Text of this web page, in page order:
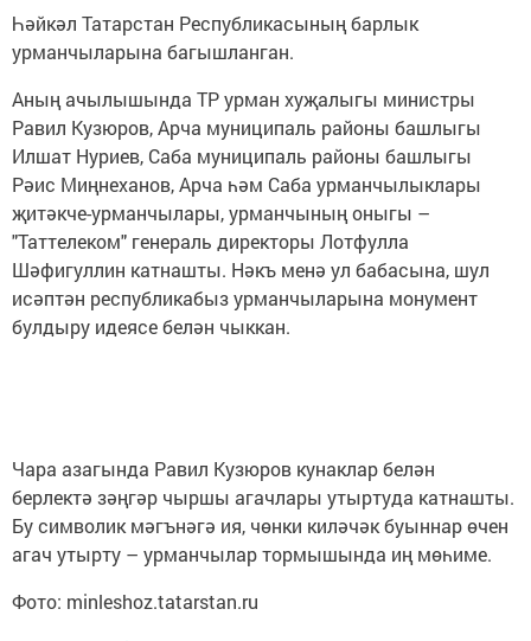
Һәйкәл Татарстан Республикасының барлык
урманчыларына багышланган.
Аның ачылышында ТР урман хуҗалыгы министры
Равил Кузюров, Арча муниципаль районы башлыгы
Илшат Нуриев, Саба муниципаль районы башлыгы
Рәис Миңнеханов, Арча һәм Саба урманчылыклары
җитәкче-урманчылары, урманчының оныгы –
"Таттелеком" генераль директоры Лотфулла
Шәфигуллин катнашты. Нәкъ менә ул бабасына, шул
исәптән республикабыз урманчыларына монумент
булдыру идеясе белән чыккан.
Чара азагында Равил Кузюров кунаклар белән
берлектә зәңгәр чыршы агачлары утыртуда катнашты.
Бу символик мәгънәгә ия, чөнки киләчәк буыннар өчен
агач утырту – урманчылар тормышында иң мөһиме.
Фото: minleshoz.tatarstan.ru